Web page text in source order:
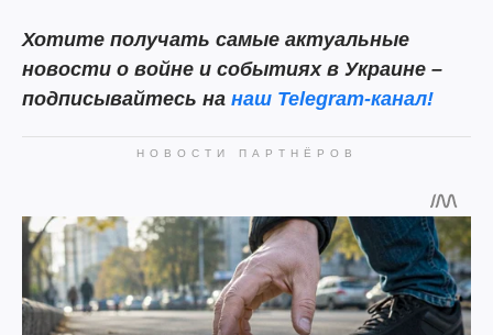
Хотите получать самые актуальные
новости о войне и событиях в Украине –
подписывайтесь на наш Telegram-канал!